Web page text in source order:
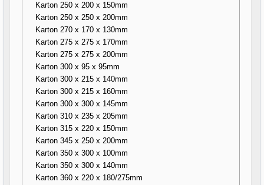
Karton 250 x 200 x 150mm
Karton 250 x 250 x 200mm
Karton 270 x 170 x 130mm
Karton 275 x 275 x 170mm
Karton 275 x 275 x 200mm
Karton 300 x 95 x 95mm
Karton 300 x 215 x 140mm
Karton 300 x 215 x 160mm
Karton 300 x 300 x 145mm
Karton 310 x 235 x 205mm
Karton 315 x 220 x 150mm
Karton 345 x 250 x 200mm
Karton 350 x 300 x 100mm
Karton 350 x 300 x 140mm
Karton 360 x 220 x 180/275mm